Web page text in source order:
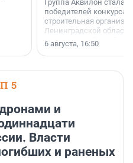
Группа Аквилон стала
победителей конкурса
строительная
Ленинградской области
номинации «Самый
застройщик
области».
6 августа, 16:50
5
и
Власти
и раненых